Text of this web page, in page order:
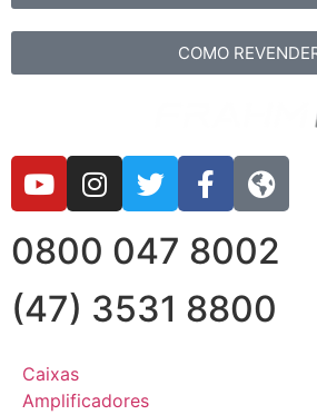
COMO
0800 047 8002
(47) 3531 8800
Caixas
Amplificadores